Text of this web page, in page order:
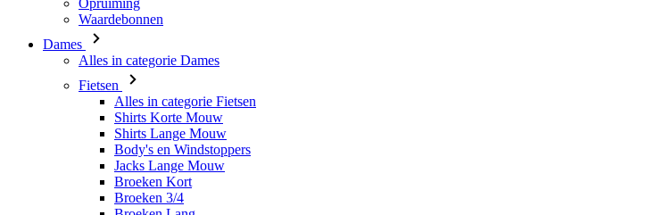
Fietsen
Alles in categorie Fietsen
Shirts Lange Mouw
Body's en Windstoppers
Jacks Lange Mouw
Broeken Kort
Broeken 3/4
Broeken Lang
Onderkleding
Accessoires
Mutsen en Petten
Handschoenen